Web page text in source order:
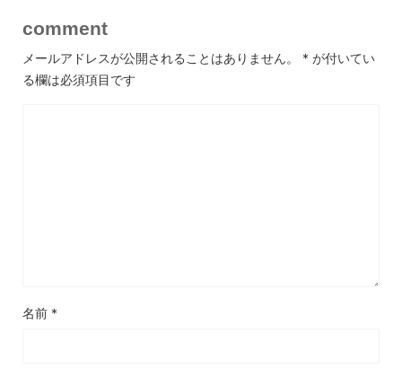
comment
メールアドレスが公開されることはありません。 * が付いてい
る欄は必須項目です
名前 *